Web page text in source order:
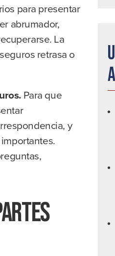
para presentar
abrumador,
La
retrasa o
Para que
y